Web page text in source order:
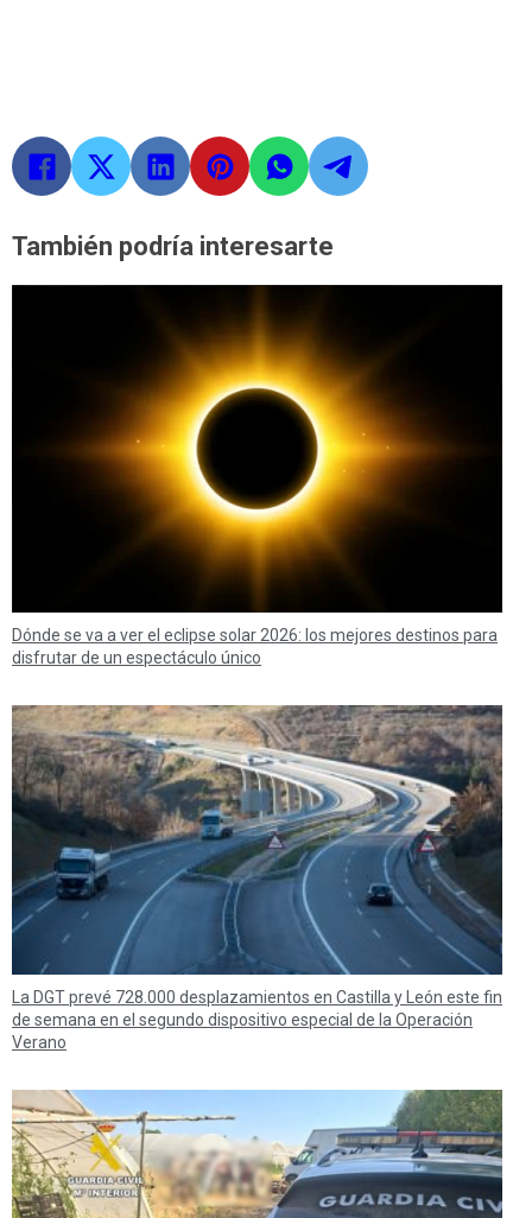
También podría interesarte
Dónde se va a ver el eclipse solar 2026: los mejores destinos para
disfrutar de un espectáculo único
La DGT prevé 728.000 desplazamientos en Castilla y León este fin
de semana en el segundo dispositivo especial de la Operación
Verano